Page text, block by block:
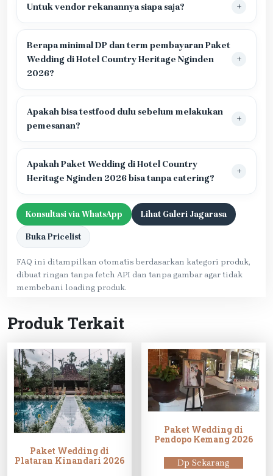
Untuk vendor rekanannya siapa saja?
Berapa minimal DP dan term pembayaran Paket
Wedding di Hotel Country Heritage Nginden
2026?
Apakah bisa testfood dulu sebelum melakukan
pemesanan?
Apakah Paket Wedding di Hotel Country
Heritage Nginden 2026 bisa tanpa catering?
Konsultasi via WhatsApp Lihat Galeri Jagarasa
Buka Pricelist
FAQ ini ditampilkan otomatis berdasarkan kategori produk,
dibuat ringan tanpa fetch API dan tanpa gambar agar tidak
membebani loading produk.
Produk Terkait
Paket Wedding di
Plataran Kinandari 2026
Paket Wedding di
Pendopo Kemang 2026
Dp Sekarang